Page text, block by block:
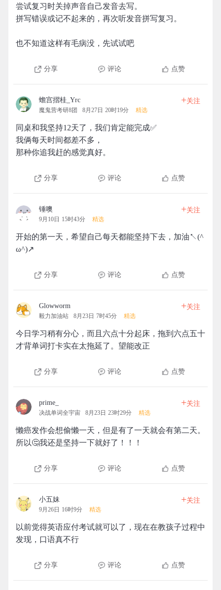
尝试复习时关掉声音自己发音去写。
拼写错误或记不起来的，再次听发音拼写复习。
也不知道这样有毛病没，先试试吧
分享 评论 点赞
蟾宫摺桂_Yrc
魔鬼营考研8团 8月27日 20时19分 精选
+关注
同桌和我坚持12天了，我们肯定能完成✅
我俩每天时间都差不多，
那种你追我赶的感觉真好。
分享 评论 点赞
锤噢
9月10日 15时43分 精选
+关注
开始的第一天，希望自己每天都能坚持下去，加油↖(^
ω^)↗
分享 评论 点赞
Glowworm
毅力加油站 8月23日 7时45分 精选
+关注
今日学习稍有分心，而且六点十分起床，拖到六点五十
才背单词打卡实在太拖延了。望能改正
分享 评论 点赞
prime_
决战单词全宇宙 8月23日 23时29分 精选
+关注
懒癌发作会想偷懒一天，但是有了一天就会有第二天。
所以🤔我还是坚持一下就好了！！！
分享 评论 点赞
小五妹
9月26日 16时9分 精选
+关注
以前觉得英语应付考试就可以了，现在在教孩子过程中
发现，口语真不行
分享 评论 点赞